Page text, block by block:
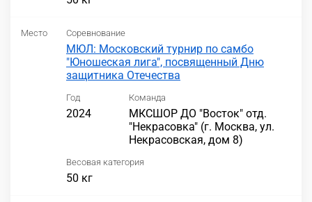
Место Соревнование
МЮЛ: Московский турнир по самбо
"Юношеская лига", посвященный Дню
защитника Отечества
Год
2024
Команда
МКСШОР ДО "Восток" отд.
"Некрасовка" (г. Москва, ул.
Некрасовская, дом 8)
Весовая категория
50 кг